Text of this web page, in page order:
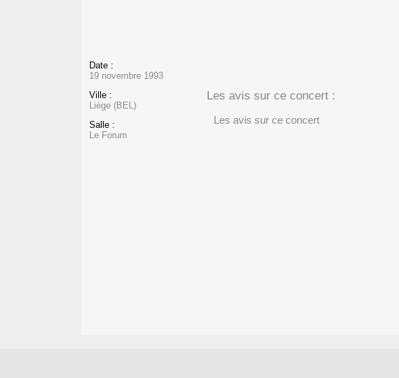
Date :
19 novembre 1993
Ville :
Liège (BEL)
Salle :
Le Forum
Les avis sur ce concert :
Les avis sur ce concert